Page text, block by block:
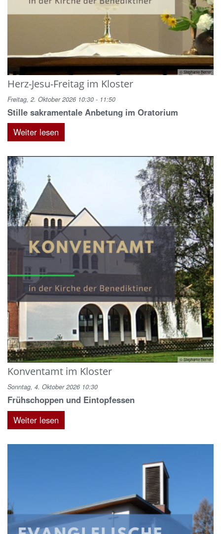
© Stephanie Berrer
Herz-Jesu-Freitag im Kloster
Freitag, 2. Oktober 2026 10:30 - 11:50
Stille sakramentale Anbetung im Oratorium
Weiter lesen
© Stephanie Berrer
Konventamt im Kloster
Sonntag, 4. Oktober 2026 10:30
Frühschoppen und Eintopfessen
Weiter lesen